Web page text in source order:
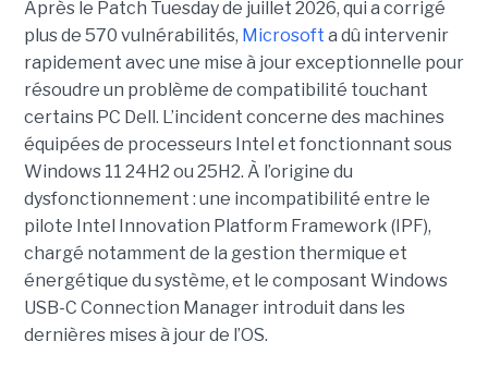
Après le Patch Tuesday de juillet 2026, qui a corrigé
plus de 570 vulnérabilités, Microsoft a dû intervenir
rapidement avec une mise à jour exceptionnelle pour
résoudre un problème de compatibilité touchant
certains PC Dell. L’incident concerne des machines
équipées de processeurs Intel et fonctionnant sous
Windows 11 24H2 ou 25H2. À l’origine du
dysfonctionnement : une incompatibilité entre le
pilote Intel Innovation Platform Framework (IPF),
chargé notamment de la gestion thermique et
énergétique du système, et le composant Windows
USB-C Connection Manager introduit dans les
dernières mises à jour de l’OS.